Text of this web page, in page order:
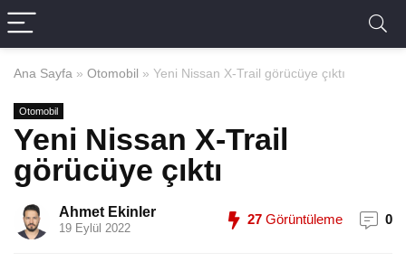
Ana Sayfa » Otomobil » Yeni Nissan X-Trail görücüye çıktı
Otomobil
Yeni Nissan X-Trail
görücüye çıktı
Ahmet Ekinler
19 Eylül 2022
27 Görüntüleme 0